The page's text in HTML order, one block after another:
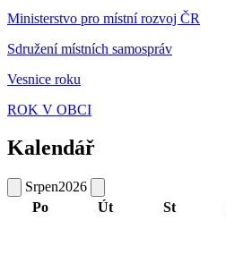
Ministerstvo pro místní rozvoj ČR
Sdružení místních samospráv
Vesnice roku
ROK V OBCI
Kalendář
Srpen2026
Po
Út St